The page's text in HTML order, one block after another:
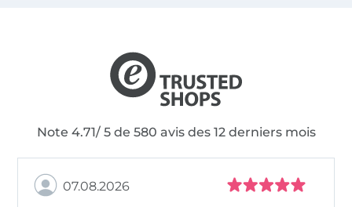
Note 4.71/ 5 de 580 avis des 12 derniers mois
07.08.2026